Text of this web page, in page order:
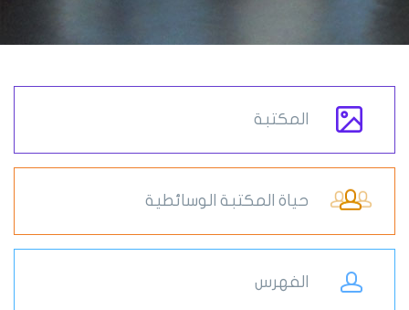
المكتبة
حياة المكتبة الوسائطية
الفهرس